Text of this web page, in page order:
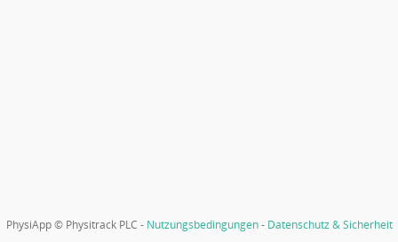
PhysiApp © Physitrack PLC - Nutzungsbedingungen- Datenschutz & Sicherheit